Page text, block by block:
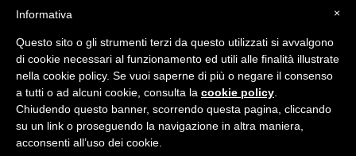
lattosio
Davidsu
Lattosio
Giovanni D'AddabbosuDomande frequenti
sull’intolleranza al lattosio
Credit •Sitemap
© Nutras Srl - Via della Pace, 279 - 62100 Macerata (MC) | P.IVA
02038670432
×
Informativa
Questo sito o gli strumenti terzi da questo utilizzati si avvalgono
di cookie necessari al funzionamento ed utili alle finalità illustrate
nella cookie policy. Se vuoi saperne di più o negare il consenso
a tutti o ad alcuni cookie, consulta la cookie policy
Chiudendo questo banner, scorrendo questa pagina, cliccando
su un link o proseguendo la navigazione in altra maniera,
acconsenti all’uso dei cookie.